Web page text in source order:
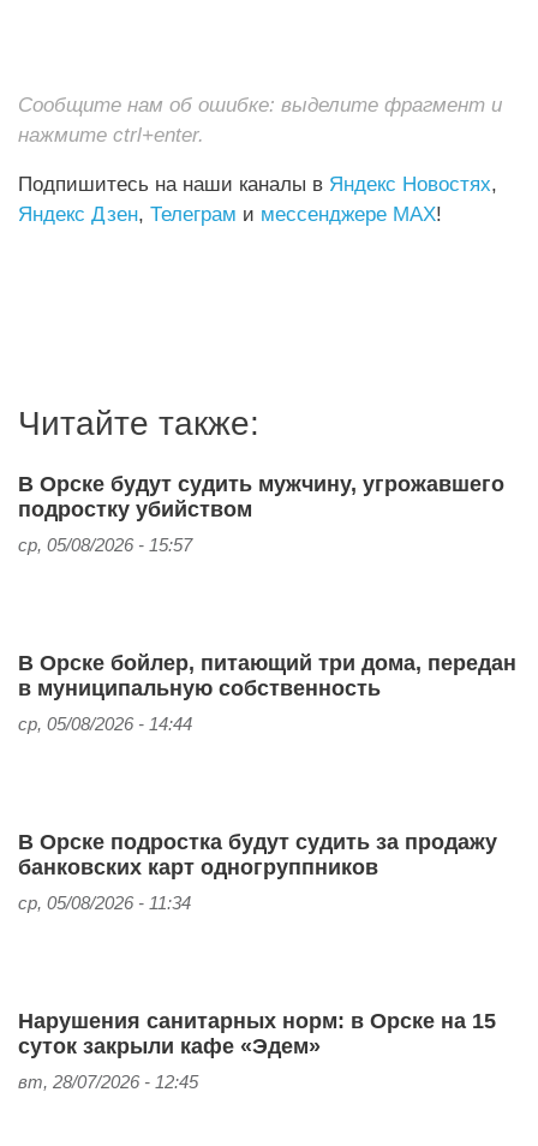
Сообщите нам об ошибке: выделите фрагмент и
нажмите ctrl+enter.
Подпишитесь на наши каналы в Яндекс Новостях,
Яндекс Дзен, Телеграм и мессенджере MAX!
Читайте также:
В Орске будут судить мужчину, угрожавшего
подростку убийством
ср, 05/08/2026 - 15:57
В Орске бойлер, питающий три дома, передан
в муниципальную собственность
ср, 05/08/2026 - 14:44
В Орске подростка будут судить за продажу
банковских карт одногруппников
ср, 05/08/2026 - 11:34
Нарушения санитарных норм: в Орске на 15
суток закрыли кафе «Эдем»
вт, 28/07/2026 - 12:45